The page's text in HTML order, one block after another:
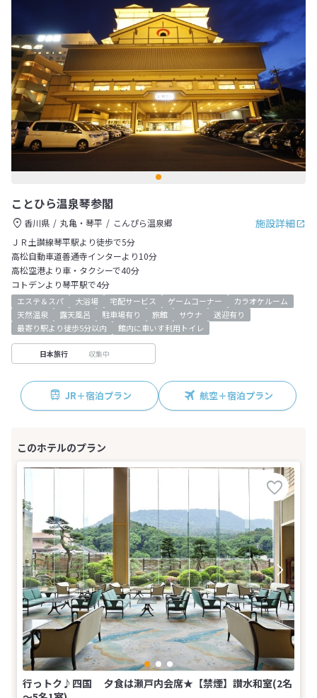
ことひら温泉琴参閣
施設詳細
香川県 丸亀・琴平
こんぴら温泉郷
ＪＲ土讃線琴平駅より徒歩で5分
高松自動車道善通寺インターより10分
高松空港より車・タクシーで40分
コトデンより琴平駅で4分
エステ＆スパ 大浴場 宅配サービス ゲームコーナー
カラオケルーム
天然温泉
露天風呂 駐車場有り 旅館 サウナ
送迎有り
最寄り駅より徒歩5分以内
館内に車いす利用トイレ
日本旅行 収集中
JR＋宿泊プラン 航空＋宿泊プラン
行っトク♪四国 夕食は瀬戸内会席★【禁煙】讃水和室(2名